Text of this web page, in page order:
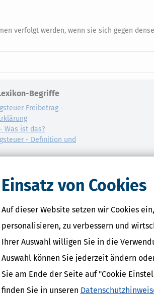
Einsatz von Cookies
Auf dieser Website setzen wir Cookies
personalisieren, zu verbessern und
Ihrer Auswahl willigen Sie in die
Auswahl können Sie jederzeit ändern
Sie am Ende der Seite auf "Cookie
finden Sie in unseren
verfolgt werden, wenn sie sich gegen
Begriffe
Freibetrag -
Was ist das?
- Definition und